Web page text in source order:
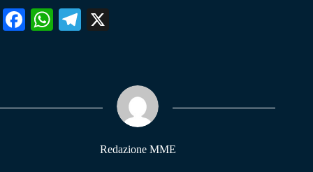
Fa W
pp
Te
m
Redazione MME